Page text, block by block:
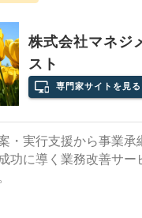
株式会社マネジ
スト
専門家サイトを見る
・実行支援から事業承
功に導く業務改善サー